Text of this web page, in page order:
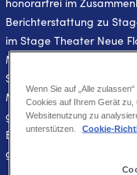
Mit der Rolle im
Stefanie Hertel ein
MIA! ist für mich das
größte ABBA-Fan bin“,
Bewunderin des Musicals
gesehen hat.
Wenn Sie auf „Alle
Cookies auf Ihrem Gerät zu,
Websitenutzung zu
unterstützen.
Cookie-